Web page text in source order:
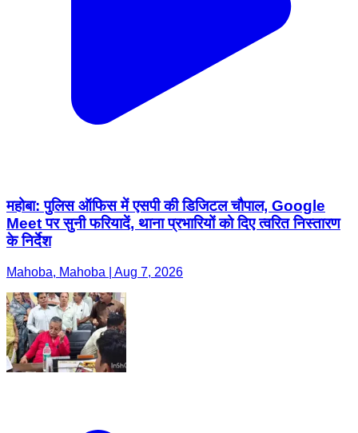
महोबा: पुलिस ऑफिस में एसपी की डिजिटल चौपाल, Google
Meet पर सुनी फरियादें, थाना प्रभारियों को दिए त्वरित निस्तारण
के निर्देश
Mahoba, Mahoba | Aug 7, 2026